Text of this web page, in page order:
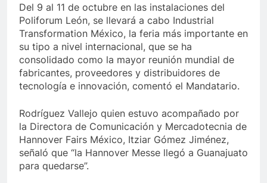
Del 9 al 11 de octubre en las instalaciones del
Poliforum León, se llevará a cabo Industrial
Transformation México, la feria más importante en
su tipo a nivel internacional, que se ha
consolidado como la mayor reunión mundial de
fabricantes, proveedores y distribuidores de
tecnología e innovación, comentó el Mandatario.
Rodríguez Vallejo quien estuvo acompañado por
la Directora de Comunicación y Mercadotecnia de
Hannover Fairs México, Itziar Gómez Jiménez,
señaló que “la Hannover Messe llegó a Guanajuato
para quedarse”.